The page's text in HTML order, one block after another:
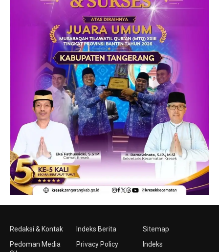
Redaksi & Kontak
Pedoman Media
Indeks Berita
Privacy Policy
Sitemap
Indeks